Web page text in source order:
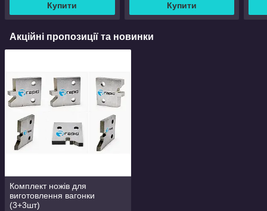
Купити Купити
Акційні пропозиції та новинки
Комплект ножів для
виготовлення вагонки
(3+3шт)